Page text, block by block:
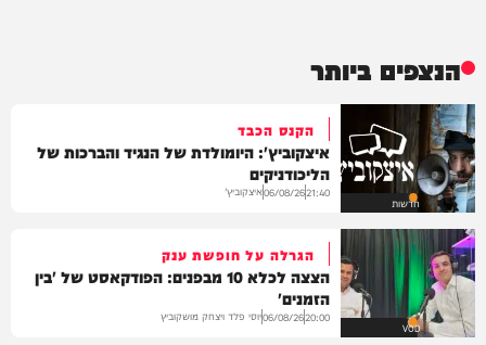
הנצפים ביותר
חדשות
הקנס הכבד
איצקוביץ': היומולדת של הנגיד והברכות של
הליכודניקים
21:40
06/08/26איצקוביץ'
VOD
הגרלה על חופשת ענק
הצצה לכלא 10 מבפנים: הפודקאסט של 'בין
הזמנים'
20:00
06/08/26יוסי פלד ויצחק מושקוביץ